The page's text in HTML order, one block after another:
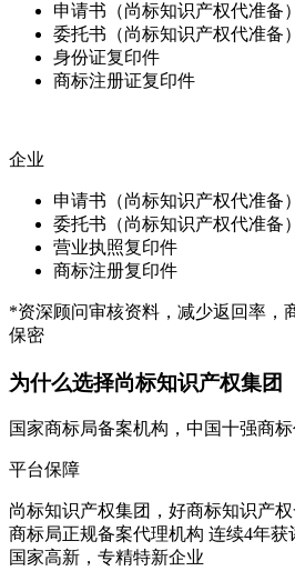
申请书（尚标知识产权代准备）
委托书（尚标知识产权代准备）
身份证复印件
商标注册证复印件
企业
申请书（尚标知识产权代准备）
委托书（尚标知识产权代准备）
营业执照复印件
商标注册复印件
*资深顾问审核资料，减少返回率，
保密
为什么选择尚标知识产权集团
国家商标局备案机构，中国十强商
平台保障
尚标知识产权集团，好商标知识产
商标局正规备案代理机构 连续4年获
国家高新，专精特新企业